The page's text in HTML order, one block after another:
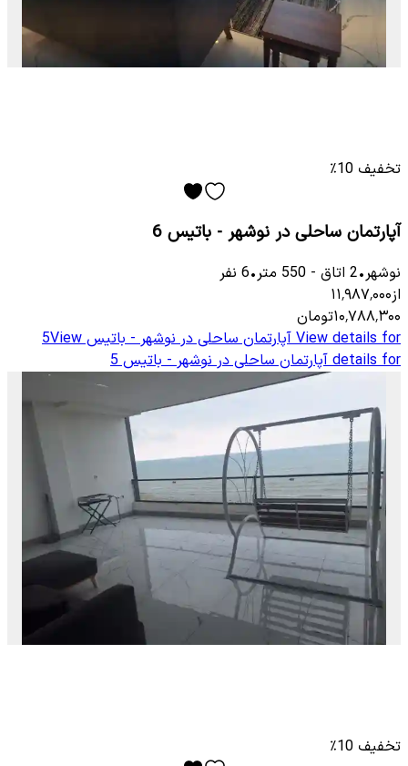
تخفیف 10٪
آپارتمان ساحلی در نوشهر - باتیس 6
نوشهر•
2 اتاق -
550 متر•
6 نفر
از۱۱٬۹۸۷٬۰۰۰
۱۰٬۷۸۸٬۳۰۰تومان
View details for آپارتمان ساحلی در نوشهر - باتیس 5View
details for آپارتمان ساحلی در نوشهر - باتیس 5
تخفیف 10٪